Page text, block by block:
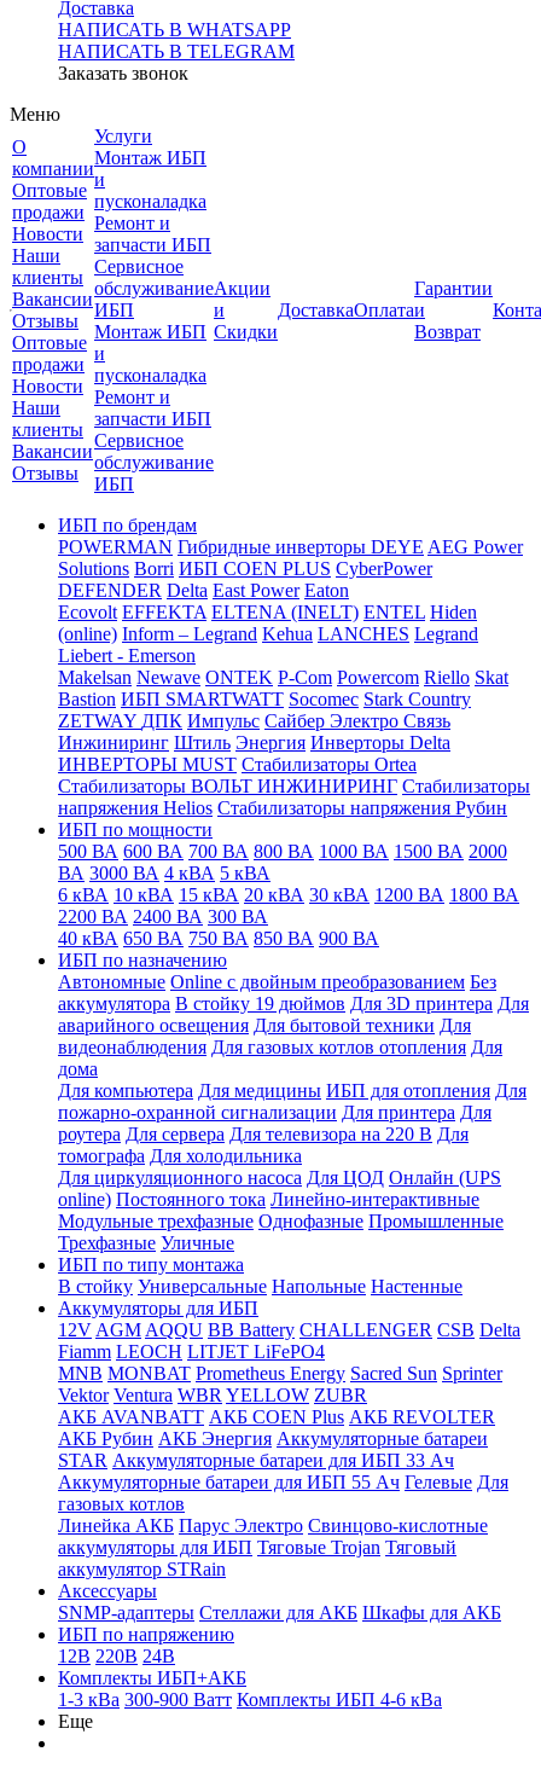
Доставка
НАПИСАТЬ В WHATSAPP
НАПИСАТЬ В TELEGRAM
Заказать звонок
Меню
О
компании
Оптовые
продажи
Новости
Наши
клиенты
Вакансии
Отзывы
Оптовые
продажи
Новости
Наши
клиенты
Вакансии
Отзывы
Услуги
Монтаж ИБП
и
пусконаладка
Ремонт и
запчасти ИБП
Сервисное
обслуживание
ИБП
Монтаж ИБП
и
пусконаладка
Ремонт и
запчасти ИБП
Сервисное
обслуживание
ИБП
Акции
и
Скидки
ДоставкаОплата
Гарантии
и
Возврат
ИБП по брендам
POWERMAN Гибридные инверторы DEYE AEG Power
Solutions Borri ИБП COEN PLUS CyberPower
DEFENDER Delta East Power Eaton
Ecovolt EFFEKTA ELTENA (INELT) ENTEL Hiden
(online) Inform – Legrand Kehua LANCHES Legrand
Liebert - Emerson
Makelsan Newave ONTEK P-Com Powercom Riello Skat
Bastion ИБП SMARTWATT Socomec Stark Country
ZETWAY ДПК Импульс Сайбер Электро Связь
Инжиниринг Штиль Энергия Инверторы Delta
ИНВЕРТОРЫ MUST Стабилизаторы Ortea
Стабилизаторы ВОЛЬТ ИНЖИНИРИНГ Стабилизаторы
напряжения Helios Стабилизаторы напряжения Рубин
ИБП по мощности
500 ВА 600 ВА 700 ВА 800 ВА 1000 ВА 1500 ВА 2000
ВА 3000 ВА 4 кВА 5 кВА
6 кВА 10 кВА 15 кВА 20 кВА 30 кВА 1200 ВА 1800 ВА
2200 ВА 2400 ВА 300 ВА
40 кВА 650 ВА 750 ВА 850 ВА 900 ВА
ИБП по назначению
Автономные Online с двойным преобразованием Без
аккумулятора В стойку 19 дюймов Для 3D принтера Для
аварийного освещения Для бытовой техники Для
видеонаблюдения Для газовых котлов отопления Для
дома
Для компьютера Для медицины ИБП для отопления Для
пожарно-охранной сигнализации Для принтера Для
роутера Для сервера Для телевизора на 220 В Для
томографа Для холодильника
Для циркуляционного насоса Для ЦОД Онлайн (UPS
online) Постоянного тока Линейно-интерактивные
Модульные трехфазные Однофазные Промышленные
Трехфазные Уличные
ИБП по типу монтажа
В стойку Универсальные Напольные Настенные
Аккумуляторы для ИБП
12V AGM AQQU BB Battery CHALLENGER CSB Delta
Fiamm LEOCH LITJET LiFePO4
MNB MONBAT Prometheus Energy Sacred Sun Sprinter
Vektor Ventura WBR YELLOW ZUBR
АКБ AVANBATT АКБ COEN Plus АКБ REVOLTER
АКБ Рубин АКБ Энергия Аккумуляторные батареи
STAR Аккумуляторные батареи для ИБП 33 Ач
Аккумуляторные батареи для ИБП 55 Ач Гелевые Для
газовых котлов
Линейка АКБ Парус Электро Свинцово-кислотные
аккумуляторы для ИБП Тяговые Trojan Тяговый
аккумулятор STRain
Аксессуары
SNMP-адаптеры Стеллажи для АКБ Шкафы для АКБ
ИБП по напряжению
12В 220В 24В
Комплекты ИБП+АКБ
1-3 кВа 300-900 Ватт Комплекты ИБП 4-6 кВа
Еще